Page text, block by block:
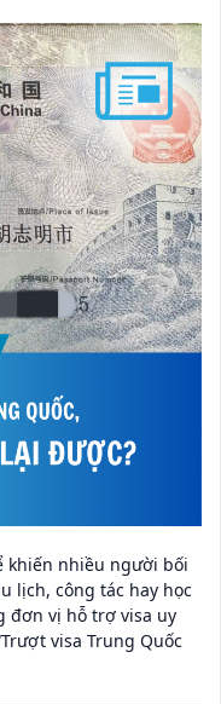
khiến nhiều người bối
lịch, công tác hay học
đơn vị hỗ trợ visa uy
visa Trung Quốc